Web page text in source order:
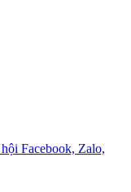
Facebook, Zalo,